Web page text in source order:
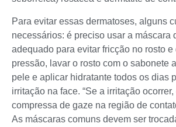
Para evitar essas dermatoses, alguns
necessários: é preciso usar a máscara
adequado para evitar fricção no rosto e
pressão, lavar o rosto com o sabonete
pele e aplicar hidratante todos os dias
irritação na face. “Se a irritação
compressa de gaze na região de
As máscaras comuns devem ser